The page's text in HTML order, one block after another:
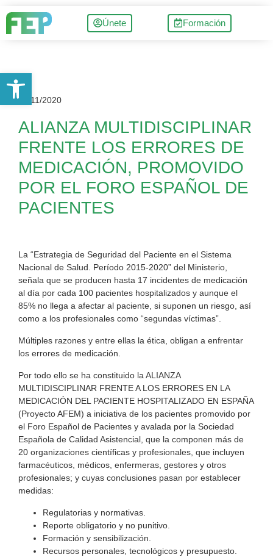
Únete Formación
01/11/2020
ALIANZA MULTIDISCIPLINAR
FRENTE LOS ERRORES DE
MEDICACIÓN, PROMOVIDO
POR EL FORO ESPAÑOL DE
PACIENTES
La “Estrategia de Seguridad del Paciente en el Sistema
Nacional de Salud. Período 2015-2020” del Ministerio,
señala que se producen hasta 17 incidentes de medicación
al día por cada 100 pacientes hospitalizados y aunque el
85% no llega a afectar al paciente, si suponen un riesgo, así
como a los profesionales como “segundas víctimas”.
Múltiples razones y entre ellas la ética, obligan a enfrentar
los errores de medicación.
Por todo ello se ha constituido la ALIANZA
MULTIDISCIPLINAR FRENTE A LOS ERRORES EN LA
MEDICACIÓN DEL PACIENTE HOSPITALIZADO EN ESPAÑA
(Proyecto AFEM) a iniciativa de los pacientes promovido por
el Foro Español de Pacientes y avalada por la Sociedad
Española de Calidad Asistencial, que la componen más de
20 organizaciones científicas y profesionales, que incluyen
farmacéuticos, médicos, enfermeras, gestores y otros
profesionales; y cuyas conclusiones pasan por establecer
medidas:
Regulatorias y normativas.
Reporte obligatorio y no punitivo.
Formación y sensibilización.
Recursos personales, tecnológicos y presupuesto.
Abrir barra de herramientas